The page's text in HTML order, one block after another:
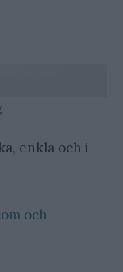
enkla och i
och